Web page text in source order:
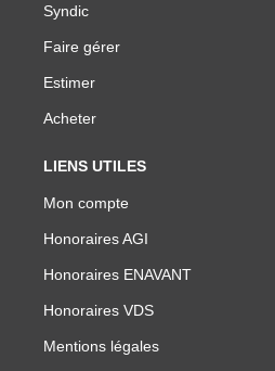
Syndic
Faire gérer
Estimer
Acheter
LIENS UTILES
Mon compte
Honoraires AGI
Honoraires ENAVANT
Honoraires VDS
Mentions légales